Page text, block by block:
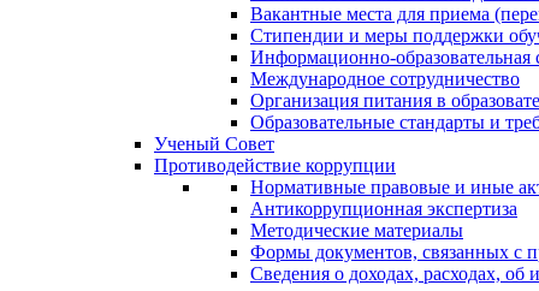
Вакантные места для приема
Стипендии и меры поддержки
Информационно-образовательная
Международное сотрудничество
Организация питания в
Образовательные стандарты и
Ученый Совет
Противодействие коррупции
Нормативные правовые и иные
Антикоррупционная экспертиза
Методические материалы
Формы документов, связанных с
Сведения о доходах, расходах, об